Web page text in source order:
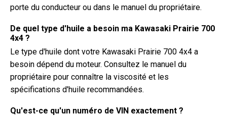
porte du conducteur ou dans le manuel du propriétaire.
De quel type d'huile a besoin ma Kawasaki Prairie 700
4x4 ?
Le type d'huile dont votre Kawasaki Prairie 700 4x4 a
besoin dépend du moteur. Consultez le manuel du
propriétaire pour connaître la viscosité et les
spécifications d'huile recommandées.
Qu'est-ce qu'un numéro de VIN exactement ?